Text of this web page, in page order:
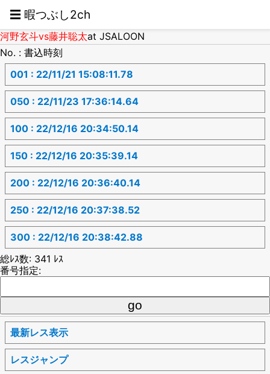
☰ 暇つぶし2ch
河野玄斗vs藤井聡太at JSALOON
No. : 書込時刻
001 : 22/11/21 15:08:11.78
050 : 22/11/23 17:36:14.64
100 : 22/12/16 20:34:50.14
150 : 22/12/16 20:35:39.14
200 : 22/12/16 20:36:40.14
250 : 22/12/16 20:37:38.52
300 : 22/12/16 20:38:42.88
総ﾚｽ数: 341 ﾚｽ
番号指定:
最新レス表示
レスジャンプ